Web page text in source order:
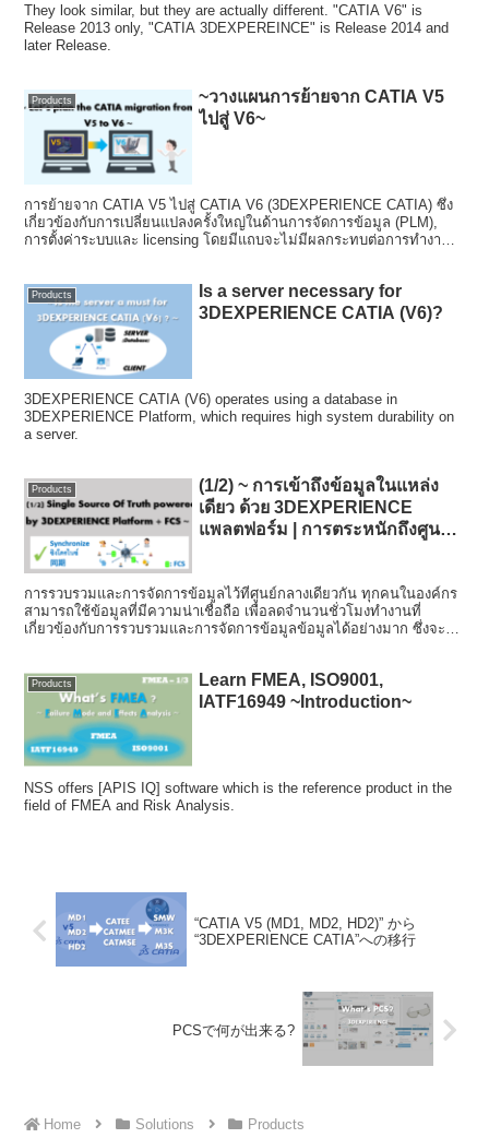
They look similar, but they are actually different. "CATIA V6" is
Release 2013 only, "CATIA 3DEXPEREINCE" is Release 2014 and
later Release.
Products
~วางแผนการย้ายจาก CATIA V5
ไปสู่ V6~
การย้ายจาก CATIA V5 ไปสู่ CATIA V6 (3DEXPERIENCE CATIA) ซึ่ง
เกี่ยวข้องกับการเปลี่ยนแปลงครั้งใหญ่ในด้านการจัดการข้อมูล (PLM),
การตั้งค่าระบบและ licensing โดยมีแถบจะไม่มีผลกระทบต่อการทำงาน
Products
Is a server necessary for
3DEXPERIENCE CATIA (V6)?
3DEXPERIENCE CATIA (V6) operates using a database in
3DEXPERIENCE Platform, which requires high system durability on
a server.
Products
(1/2) ~ การเข้าถึงข้อมูลในแหล่ง
เดียว ด้วย 3DEXPERIENCE
แพลตฟอร์ม | การตระหนักถึงศูนย์
หนึ่งอันเดียวกัน) และ FCS~
การรวบรวมและการจัดการข้อมูลไว้ที่ศูนย์กลางเดียวกัน ทุกคนในองค์กร
สามารถใช้ข้อมูลที่มีความน่าเชื่อถือ เพื่อลดจำนวนชั่วโมงทำงานที่
เกี่ยวข้องกับการรวบรวมและการจัดการข้อมูลข้อมูลได้อย่างมาก ซึ่งจะ
Products
Learn FMEA, ISO9001,
IATF16949 ~Introduction~
NSS offers [APIS IQ] software which is the reference product in the
field of FMEA and Risk Analysis.
“CATIA V5 (MD1, MD2, HD2)” から
“3DEXPERIENCE CATIA”への移行
PCSで何が出来る?
Home Solutions Products